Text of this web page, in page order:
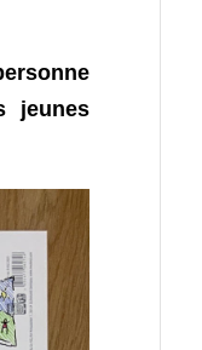
jeunes